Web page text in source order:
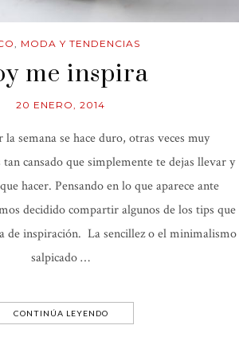
, MODA Y TENDENCIAS
me inspira
20 ENERO, 2014
la semana se hace duro, otras veces muy
cansado que simplemente te dejas llevar y
hacer. Pensando en lo que aparece ante
decidido compartir algunos de los tips que
de inspiración. La sencillez o el minimalismo
salpicado …
CONTINÚA LEYENDO